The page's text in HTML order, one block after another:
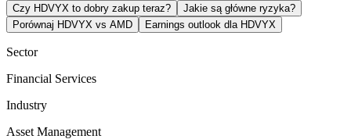
Czy HDVYX to dobry zakup teraz?
Jakie są główne ryzyka?
Porównaj HDVYX vs AMD
Earnings outlook dla HDVYX
Sector
Financial Services
Industry
Asset Management